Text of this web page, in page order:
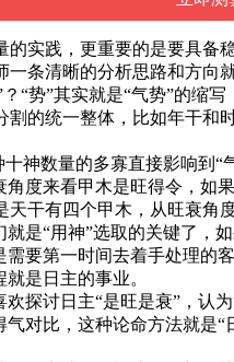
践，更重要的是要具备
条清晰的分析思路和方向
势”其实就是“气势”的缩
的统一整体，比如年干
数量的多寡直接影响到“
度来看甲木是旺得令，
有四个甲木，从旺衰角
是“用神”选取的关键了，
第一时间去着手处理的
是日主的事业。
讨日主“是旺是衰”，认
对比，这种论命方法就